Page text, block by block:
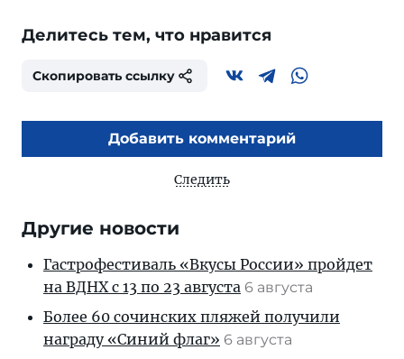
Делитесь тем, что нравится
Скопировать ссылку
Добавить комментарий
Следить
Другие новости
Гастрофестиваль «Вкусы России» пройдет
на ВДНХ с 13 по 23 августа 6 августа
Более 60 сочинских пляжей получили
награду «Синий флаг» 6 августа